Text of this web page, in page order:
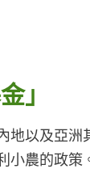
」
地以及亞
小農的政